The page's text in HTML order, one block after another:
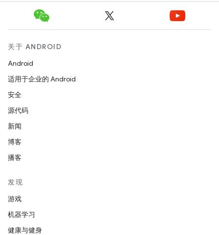
关于 ANDROID
Android
适用于企业的 Android
安全
源代码
新闻
博客
播客
发现
游戏
机器学习
健康与健身